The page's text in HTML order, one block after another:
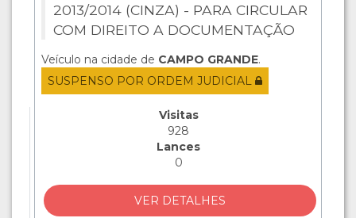
2013/2014 (CINZA) - PARA CIRCULAR
COM DIREITO A DOCUMENTAÇÃO
Veículo na cidade de CAMPO GRANDE.
SUSPENSO POR ORDEM JUDICIAL
Visitas
928
Lances
0
VER DETALHES